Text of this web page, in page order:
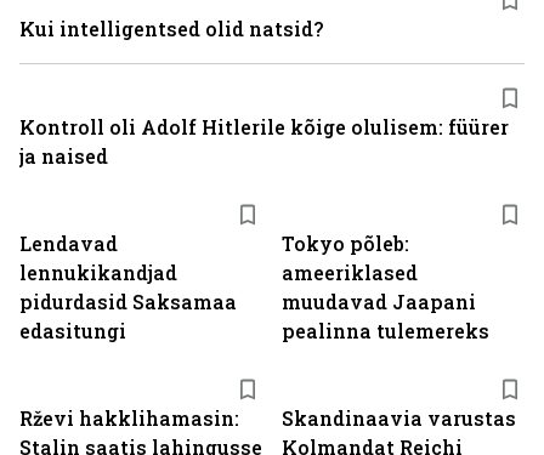
Lendavad
lennukikandjad
pidurdasid Saksamaa
edasitungi
Tokyo põleb:
ameeriklased
muudavad Jaapani
pealinna tulemereks
Rževi hakklihamasin:
Stalin saatis lahingusse
Skandinaavia varustas
Kolmandat Reichi
Kui intelligentsed olid natsid?
Kontroll oli Adolf Hitlerile kõige olulisem: füürer
ja naised